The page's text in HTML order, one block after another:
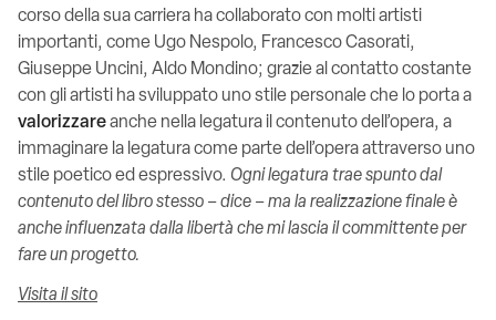
corso della sua carriera ha collaborato con molti artisti
importanti, come Ugo Nespolo, Francesco Casorati,
Giuseppe Uncini, Aldo Mondino; grazie al contatto costante
con gli artisti ha sviluppato uno stile personale che lo porta a
valorizzareanche nella legatura il contenuto dell’opera, a
immaginare la legatura come parte dell’opera attraverso uno
stile poetico ed espressivo. Ogni legatura trae spunto dal
contenuto del libro stesso – dice – ma la realizzazione finale è
anche influenzata dalla libertà che mi lascia il committente per
fare un progetto.
Visita il sito